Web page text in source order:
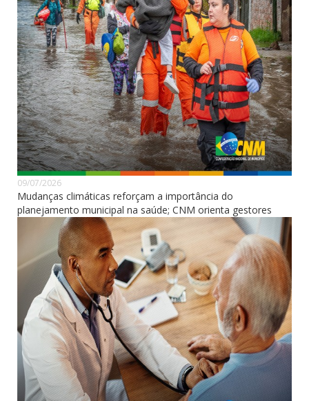
09/07/2026
Mudanças climáticas reforçam a importância do
planejamento municipal na saúde; CNM orienta gestores